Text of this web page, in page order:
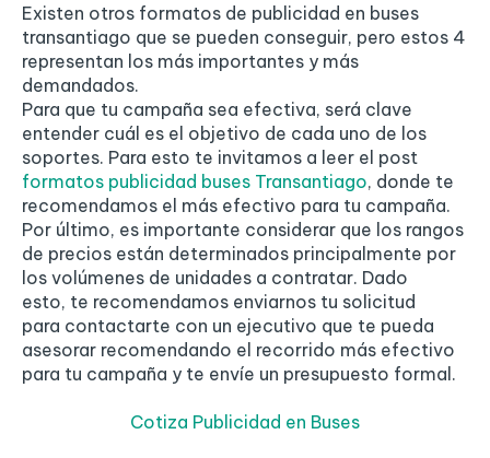
Existen otros formatos de publicidad en buses
transantiago que se pueden conseguir, pero estos 4
representan los más importantes y más
demandados.
Para que tu campaña sea efectiva, será clave
entender cuál es el objetivo de cada uno de los
soportes. Para esto te invitamos a leer el post
formatos publicidad buses Transantiago, donde te
recomendamos el más efectivo para tu campaña.
Por último, es importante considerar que los rangos
de precios están determinados principalmente por
los volúmenes de unidades a contratar. Dado
esto, te recomendamos enviarnos tu solicitud
para contactarte con un ejecutivo que te pueda
asesorar recomendando el recorrido más efectivo
para tu campaña y te envíe un presupuesto formal.
Cotiza Publicidad en Buses